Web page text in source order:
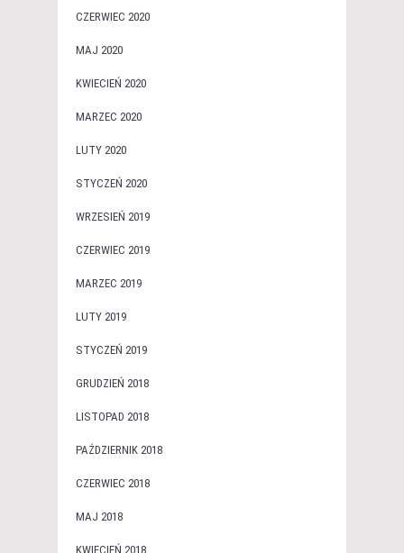
CZERWIEC 2020
MAJ 2020
KWIECIEŃ 2020
MARZEC 2020
LUTY 2020
STYCZEŃ 2020
WRZESIEŃ 2019
CZERWIEC 2019
MARZEC 2019
LUTY 2019
STYCZEŃ 2019
GRUDZIEŃ 2018
LISTOPAD 2018
PAŹDZIERNIK 2018
CZERWIEC 2018
MAJ 2018
KWIECIEŃ 2018